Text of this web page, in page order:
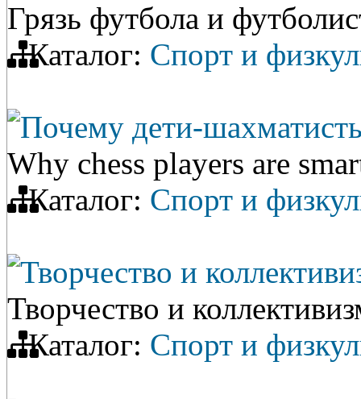
Грязь футбола и
Каталог: Спорт и
Почему дети-
Why chess players are
Каталог: Спорт и
Творчество и
Творчество и
Каталог: Спорт и